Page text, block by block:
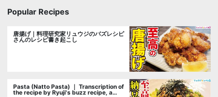
Popular Recipes
唐揚げ｜料理研究家リュウジのバズレシピ
さんのレシピ書き起こし
Pasta (Natto Pasta) ｜ Transcription of
the recipe by Ryuji's buzz recipe, a